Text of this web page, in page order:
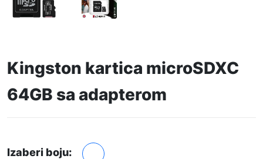
Kingston kartica microSDXC
64GB sa adapterom
Izaberi boju: